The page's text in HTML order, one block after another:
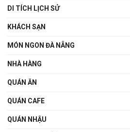
DI TÍCH LỊCH SỬ
KHÁCH SẠN
MÓN NGON ĐÀ NẴNG
NHÀ HÀNG
QUÁN ĂN
QUÁN CAFE
QUÁN NHẬU